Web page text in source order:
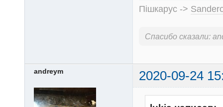
Пішкарус ->
Спасибо сказали:
andreym 2020-09-24